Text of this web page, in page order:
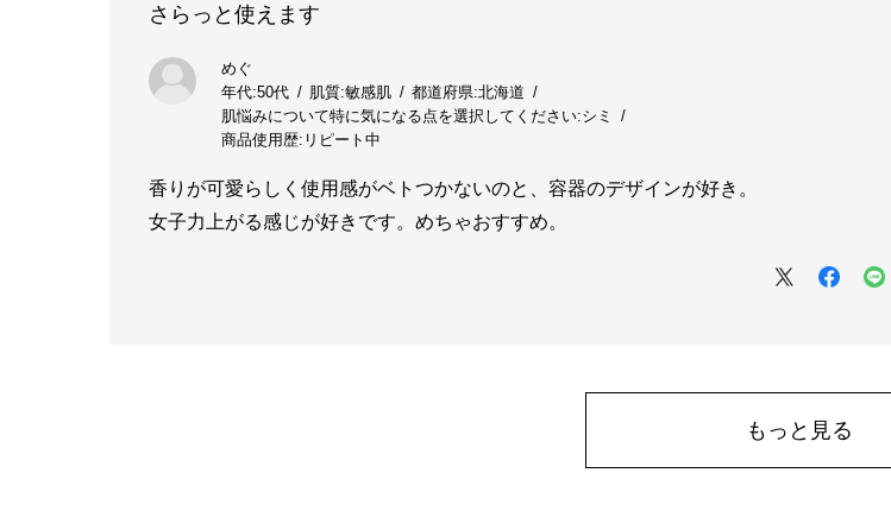
さらっと使えます
めぐ
年代:50代 肌質:敏感肌 都道府県:北海道
肌悩みについて特に気になる点を選択してください:シミ
商品使用歴: リピート中
香りが可愛らしく使用感がベトつかないのと、容器のデザインが好き。
女子力上がる感じが好きです。めちゃおすすめ。
もっと見る